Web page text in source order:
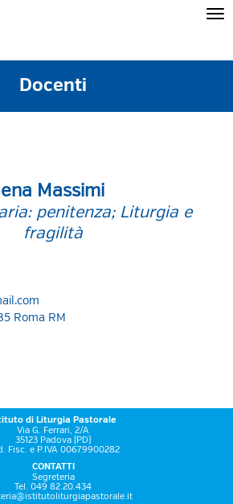
Docenti
Massimi
penitenza; Liturgia e
fragilità
Roma RM
di Liturgia Pastorale
Via G. Ferrari, 2/A
35123 Padova (PD)
Fisc. e P.IVA 00679900282
CONTATTI
Segreteria
Tel. 049 82.20.434